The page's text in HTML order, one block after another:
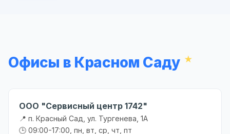
Офисы в Красном Саду
ООО "Сервисный центр 1742"
📍 п. Красный Сад, ул. Тургенева, 1А
🕒 09:00-17:00, пн, вт, ср, чт, пт